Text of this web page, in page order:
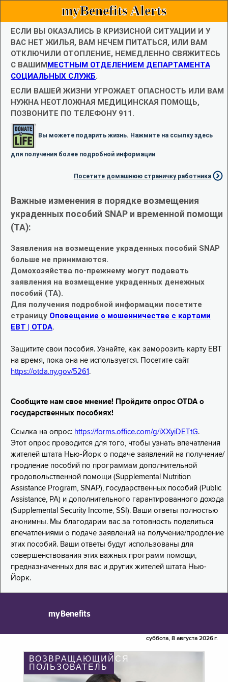
myBenefits Alerts
ЕСЛИ ВЫ ОКАЗАЛИСЬ В КРИЗИСНОЙ СИТУАЦИИ И У
ВАС НЕТ ЖИЛЬЯ, ВАМ НЕЧЕМ ПИТАТЬСЯ, ИЛИ ВАМ
ОТКЛЮЧИЛИ ОТОПЛЕНИЕ, НЕМЕДЛЕННО СВЯЖИТЕСЬ
С ВАШИММЕСТНЫМ ОТДЕЛЕНИЕМ ДЕПАРТАМЕНТА
СОЦИАЛЬНЫХ СЛУЖБ.
ЕСЛИ ВАШЕЙ ЖИЗНИ УГРОЖАЕТ ОПАСНОСТЬ ИЛИ ВАМ
НУЖНА НЕОТЛОЖНАЯ МЕДИЦИНСКАЯ ПОМОЩЬ,
ПОЗВОНИТЕ ПО ТЕЛЕФОНУ 911.
Вы можете подарить жизнь. Нажмите на ссылку здесь
для получения более подробной информации
Посетите домашнюю страничку работника
Важные изменения в порядке возмещения
украденных пособий SNAP и временной помощи
(TA):
Заявления на возмещение украденных пособий SNAP
больше не принимаются.
Домохозяйства по-прежнему могут подавать
заявления на возмещение украденных денежных
пособий (TA).
Для получения подробной информации посетите
страницу Оповещение о мошенничестве с картами
EBT | OTDA.
Защитите свои пособия. Узнайте, как заморозить карту EBT
на время, пока она не используется. Посетите сайт
https://otda.ny.gov/5261 .
Сообщите нам свое мнение! Пройдите опрос OTDA о
государственных пособиях!
Ссылка на опрос: https://forms.office.com/g/iXXyiDETtG.
Этот опрос проводится для того, чтобы узнать впечатления
жителей штата Нью-Йорк о подаче заявлений на получение/
продление пособий по программам дополнительной
продовольственной помощи (Supplemental Nutrition
Assistance Program, SNAP), государственных пособий (Public
Assistance, PA) и дополнительного гарантированного дохода
(Supplemental Security Income, SSI). Ваши ответы полностью
анонимны. Мы благодарим вас за готовность поделиться
впечатлениями о подаче заявлений на получение/продление
этих пособий. Ваши ответы будут использованы для
совершенствования этих важных программ помощи,
предназначенных для вас и других жителей штата Нью-
Йорк.
myBenefits
суббота, 8 августа 2026 г.
ВОЗВРАЩАЮЩИЙСЯ
ПОЛЬЗОВАТЕЛЬ